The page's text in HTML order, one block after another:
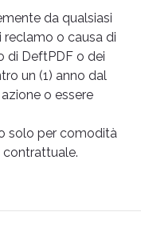
da qualsiasi
o causa di
di DeftPDF o dei
un (1) anno dal
o essere
solo per comodità
contrattuale.